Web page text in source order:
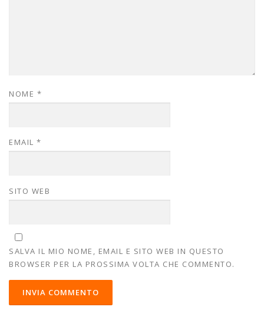
NOME *
EMAIL *
SITO WEB
SALVA IL MIO NOME, EMAIL E SITO WEB IN QUESTO
BROWSER PER LA PROSSIMA VOLTA CHE COMMENTO.